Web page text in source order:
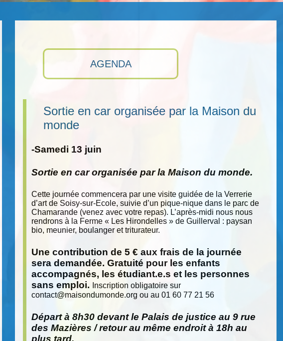
AGENDA
Sortie en car organisée par la Maison du
monde
-Samedi 13 juin
Sortie en car organisée par la Maison du monde.
Cette journée commencera par une visite guidée de la Verrerie
d’art de Soisy-sur-Ecole, suivie d’un pique-nique dans le parc de
Chamarande (venez avec votre repas). L’après-midi nous nous
rendrons à la Ferme « Les Hirondelles » de Guillerval : paysan
bio, meunier, boulanger et triturateur.
Une contribution de 5 € aux frais de la journée
sera demandée. Gratuité pour les enfants
accompagnés, les étudiant.e.s et les personnes
sans emploi.
Inscription obligatoire sur
contact@maisondumonde.org ou au 01 60 77 21 56
Départ à 8h30 devant le Palais de justice au 9 rue
des Mazières / retour au même endroit à 18h au